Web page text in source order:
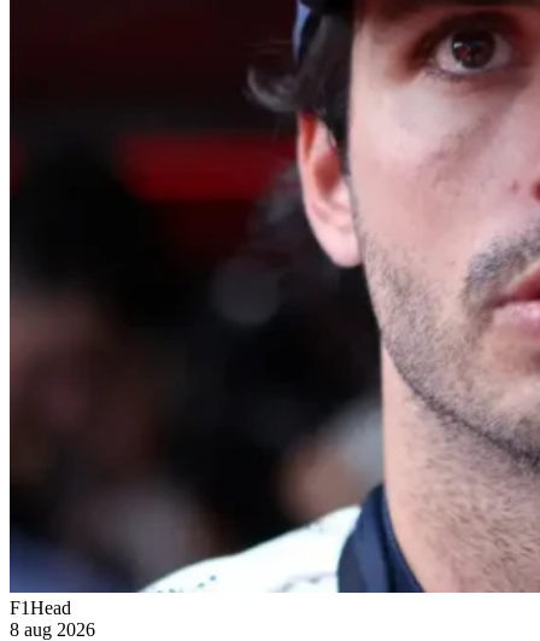
F1Head
8 aug 2026